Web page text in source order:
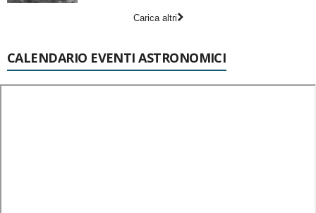
Carica altri
CALENDARIO EVENTI ASTRONOMICI